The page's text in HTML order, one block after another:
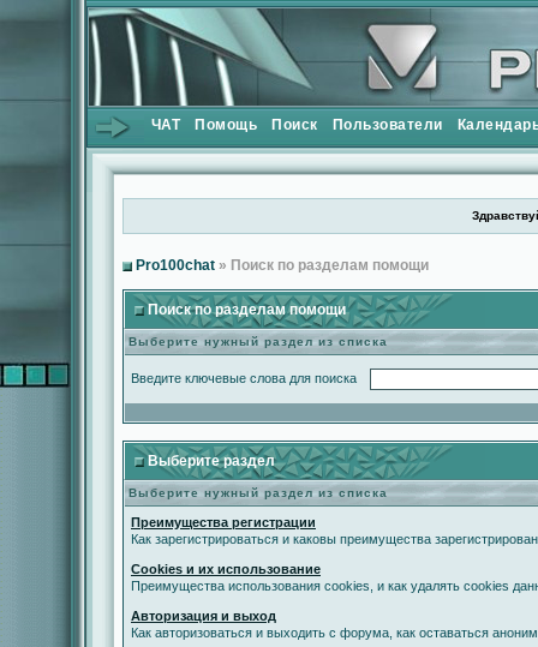
ЧАТ Помощь Поиск Пользователи
Pro100chat » Поиск по разделам помощи
Поиск по разделам помощи
Выберите нужный раздел из списка
Введите ключевые слова для поиска
Выберите раздел
Выберите нужный раздел из списка
Преимущества регистрации
Как зарегистрироваться и каковы преимущества
Cookies и их использование
Преимущества использования cookies, и как удалять cookies
Авторизация и выход
Как авторизоваться и выходить с форума, как оставаться